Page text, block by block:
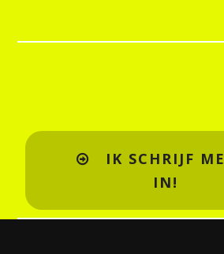
IK SCHRIJF ME
IN!